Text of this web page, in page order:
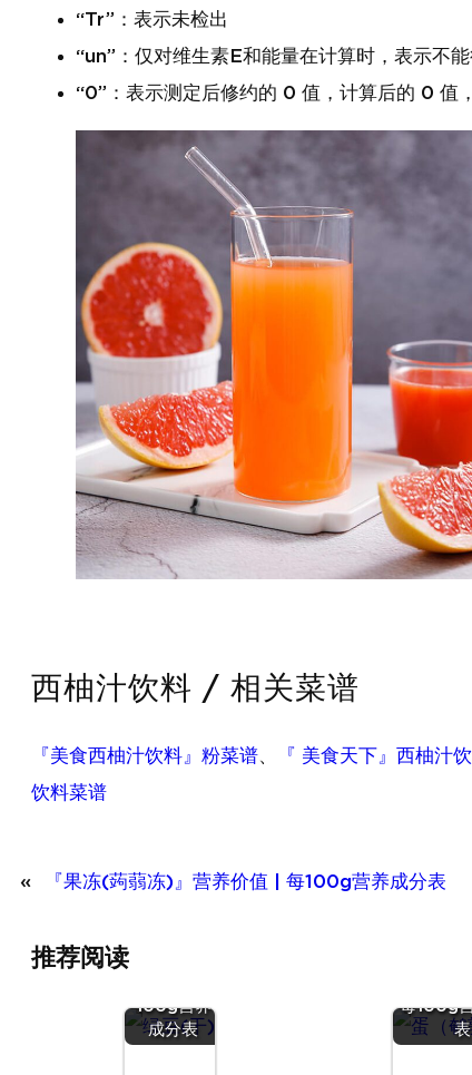
“Tr”：表示未检出
“un”：仅对维生素E和能量在计算时，表示不
“0”：表示测定后修约的 0 值，计算后的 0 值
西柚汁饮料 / 相关菜谱
『美食西柚汁饮料』粉菜谱、 『 美食天下』西柚汁
饮料菜谱
« 『果冻(蒟蒻冻)』营养价值 | 每100g营养成分表
推荐阅读
100g营养
成分表
每100g
表